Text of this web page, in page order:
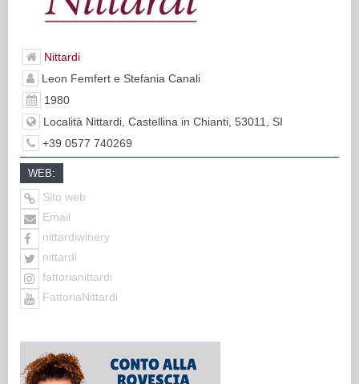
Nittardi
Leon Femfert e Stefania Canali
1980
Località Nittardi, Castellina in Chianti, 53011, SI
+39 0577 740269
WEB:
Sito web
Email
nittardiwinery
nittardi
fattorianittardi
FattoriaNittardi